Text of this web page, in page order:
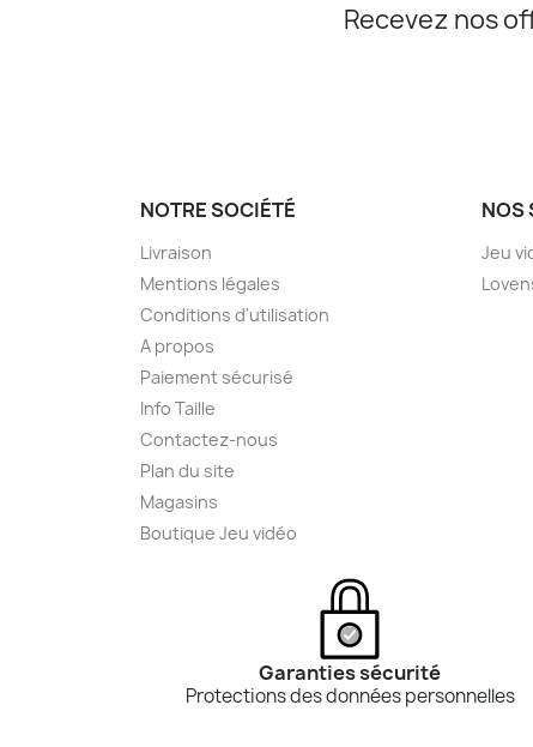
Recevez nos
NOTRE SOCIÉTÉ
Livraison
Mentions légales
Conditions d'utilisation
A propos
Paiement sécurisé
Info Taille
Contactez-nous
Plan du site
Magasins
Boutique Jeu vidéo
NOS
Jeu
Garanties sécurité
Protections des données personnelles